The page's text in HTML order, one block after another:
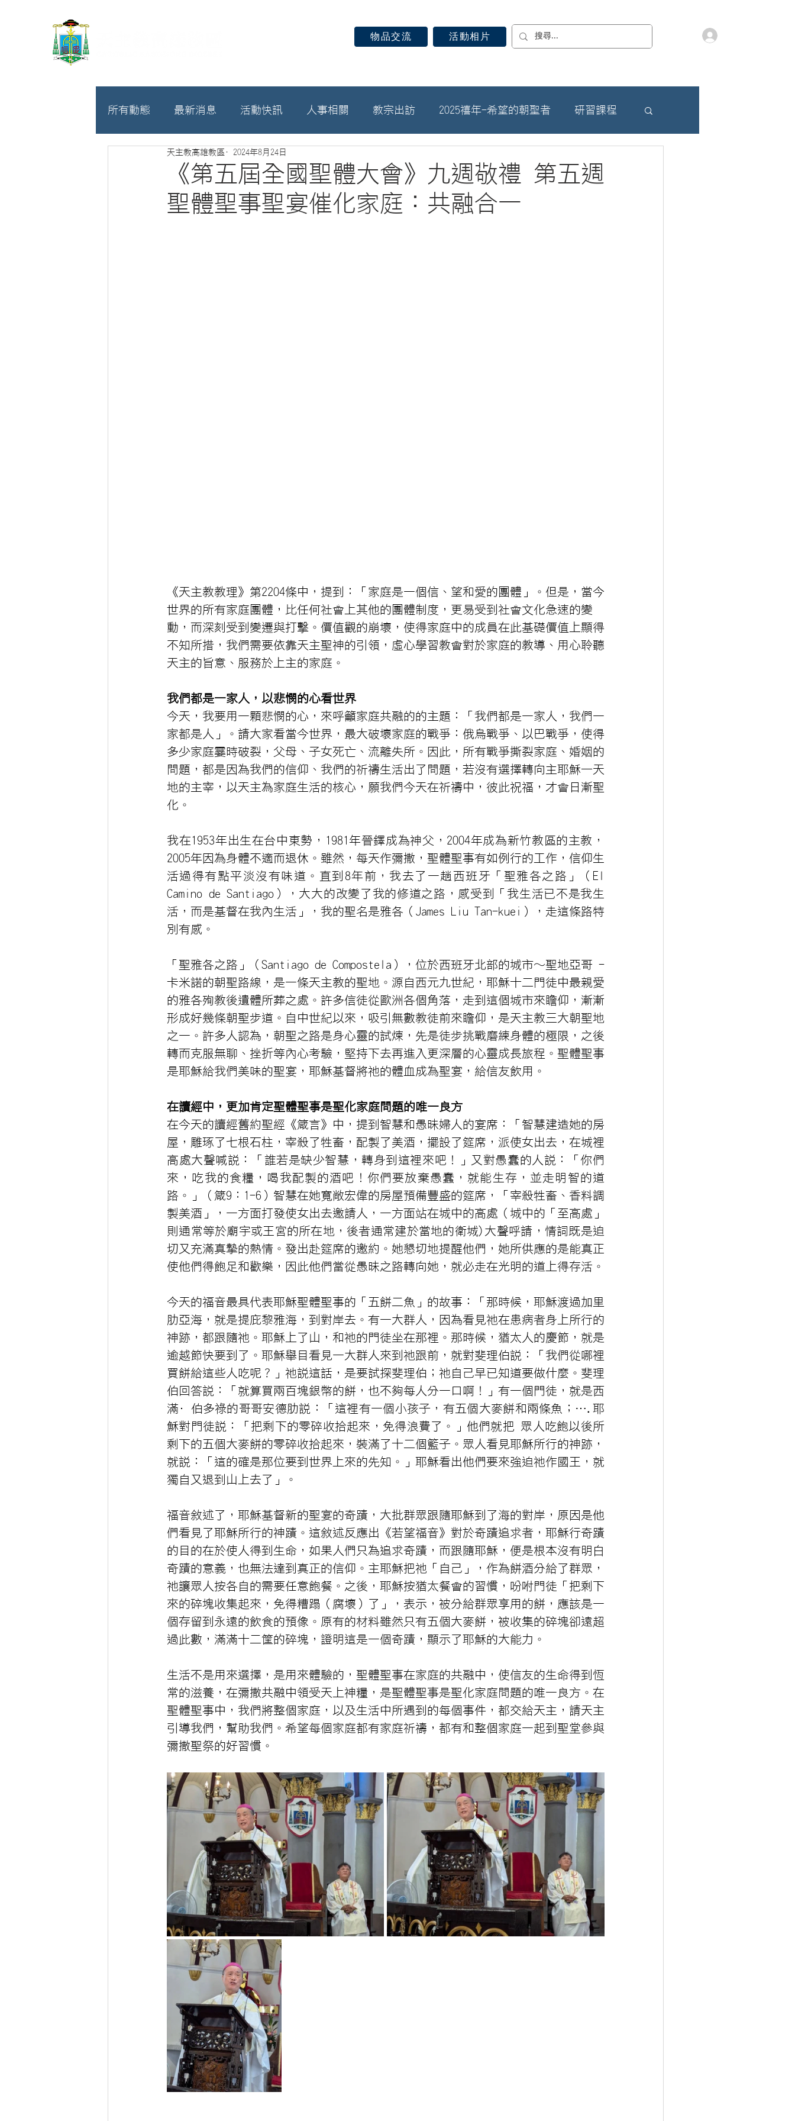
物品交流 活動相片
所有動態 最新消息 活動快訊 人事相關 教宗出訪 2025禧年-希望的朝聖者 研習課程
募款相關
《第五屆全國聖體大會》九週敬禮 第五週
聖體聖事聖宴催化家庭：共融合一
天主教高雄教區 2024年8月24日
《天主教教理》第2204條中，提到：「家庭是一個信、望和愛的團體」。但是，當今
世界的所有家庭團體，比任何社會上其他的團體制度，更易受到社會文化急速的變
動，而深刻受到變遷與打擊。價值觀的崩壞，使得家庭中的成員在此基礎價值上顯得
不知所措，我們需要依靠天主聖神的引領，虛心學習教會對於家庭的教導、用心聆聽
天主的旨意、服務於上主的家庭。
我們都是一家人，以悲憫的心看世界
今天，我要用一顆悲憫的心，來呼籲家庭共融的的主題：「我們都是一家人，我們一
家都是人」。請大家看當今世界，最大破壞家庭的戰爭：俄烏戰爭、以巴戰爭，使得
多少家庭霎時破裂，父母、子女死亡、流離失所。因此，所有戰爭撕裂家庭、婚姻的
問題，都是因為我們的信仰、我們的祈禱生活出了問題，若沒有選擇轉向主耶穌—天
地的主宰，以天主為家庭生活的核心，願我們今天在祈禱中，彼此祝福，才會日漸聖
化。
我在1953年出生在台中東勢，1981年晉鐸成為神父，2004年成為新竹教區的主教，
2005年因為身體不適而退休。雖然，每天作彌撒，聖體聖事有如例行的工作，信仰生
活過得有點平淡沒有味道。直到8年前，我去了一趟西班牙「聖雅各之路」（El
Camino de Santiago），大大的改變了我的修道之路，感受到「我生活已不是我生
活，而是基督在我內生活」，我的聖名是雅各（James Liu Tan-kuei），走這條路特
別有感。
「聖雅各之路」（Santiago de Compostela），位於西班牙北部的城市～聖地亞哥 -
卡米諾的朝聖路線，是一條天主教的聖地。源自西元九世紀，耶穌十二門徒中最親愛
的雅各殉教後遺體所葬之處。許多信徒從歐洲各個角落，走到這個城市來瞻仰，漸漸
形成好幾條朝聖步道。自中世紀以來，吸引無數教徒前來瞻仰，是天主教三大朝聖地
之一。許多人認為，朝聖之路是身心靈的試煉，先是徒步挑戰磨練身體的極限，之後
轉而克服無聊、挫折等內心考驗，堅持下去再進入更深層的心靈成長旅程。聖體聖事
是耶穌給我們美味的聖宴，耶穌基督將祂的體血成為聖宴，給信友飲用。
在讀經中，更加肯定聖體聖事是聖化家庭問題的唯一良方
在今天的讀經舊約聖經《箴言》中，提到智慧和愚昧婦人的宴席：「智慧建造她的房
屋，雕琢了七根石柱，宰殺了牲畜，配製了美酒，擺設了筵席，派使女出去，在城裡
高處大聲喊說：「誰若是缺少智慧，轉身到這裡來吧！」又對愚蠢的人說：「你們
來，吃我的食糧，喝我配製的酒吧！你們要放棄愚蠢，就能生存，並走明智的道
路。」（箴9：1-6）智慧在她寬敞宏偉的房屋預備豐盛的筵席，「宰殺牲畜、香料調
製美酒」，一方面打發使女出去邀請人，一方面站在城中的高處（城中的「至高處」
則通常等於廟宇或王宮的所在地，後者通常建於當地的衛城)大聲呼請，情詞既是迫
切又充滿真摯的熱情。發出赴筵席的邀約。她懇切地提醒他們，她所供應的是能真正
使他們得飽足和歡樂，因此他們當從愚昧之路轉向她，就必走在光明的道上得存活。
今天的福音最具代表耶穌聖體聖事的「五餅二魚」的故事：「那時候，耶穌渡過加里
肋亞海，就是提庇黎雅海，到對岸去。有一大群人，因為看見祂在患病者身上所行的
神跡，都跟隨祂。耶穌上了山，和祂的門徒坐在那裡。那時候，猶太人的慶節，就是
逾越節快要到了。耶穌舉目看見一大群人來到祂跟前，就對斐理伯說：「我們從哪裡
買餅給這些人吃呢？」祂說這話，是要試探斐理伯；祂自己早已知道要做什麼。斐理
伯回答說：「就算買兩百塊銀幣的餅，也不夠每人分一口啊！」有一個門徒，就是西
滿·伯多祿的哥哥安德肋說：「這裡有一個小孩子，有五個大麥餅和兩條魚；….耶
穌對門徒說：「把剩下的零碎收拾起來，免得浪費了。」他們就把 眾人吃飽以後所
剩下的五個大麥餅的零碎收拾起來，裝滿了十二個籃子。眾人看見耶穌所行的神跡，
就說：「這的確是那位要到世界上來的先知。」耶穌看出他們要來強迫祂作國王，就
獨自又退到山上去了」。
福音敘述了，耶穌基督新的聖宴的奇蹟，大批群眾跟隨耶穌到了海的對岸，原因是他
們看見了耶穌所行的神蹟。這敘述反應出《若望福音》對於奇蹟追求者，耶穌行奇蹟
的目的在於使人得到生命，如果人們只為追求奇蹟，而跟隨耶穌，便是根本沒有明白
奇蹟的意義，也無法達到真正的信仰。主耶穌把祂「自己」，作為餅酒分給了群眾，
祂讓眾人按各自的需要任意飽餐。之後，耶穌按猶太餐會的習慣，吩咐門徒「把剩下
來的碎塊收集起來，免得糟蹋（腐壞）了」，表示，被分給群眾享用的餅，應該是一
個存留到永遠的飲食的預像。原有的材料雖然只有五個大麥餅，被收集的碎塊卻遠超
過此數，滿滿十二筐的碎塊，證明這是一個奇蹟，顯示了耶穌的大能力。
生活不是用來選擇，是用來體驗的，聖體聖事在家庭的共融中，使信友的生命得到恆
常的滋養，在彌撒共融中領受天上神糧，是聖體聖事是聖化家庭問題的唯一良方。在
聖體聖事中，我們將整個家庭，以及生活中所遇到的每個事件，都交給天主，請天主
引導我們，幫助我們。希望每個家庭都有家庭祈禱，都有和整個家庭一起到聖堂參與
彌撒聖祭的好習慣。